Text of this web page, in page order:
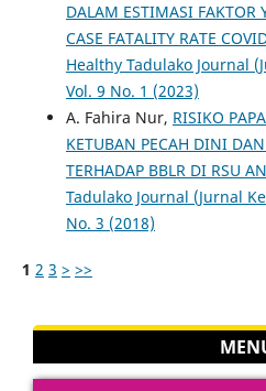
DALAM ESTIMASI FAKTOR
CASE FATALITY RATE
Healthy Tadulako Journal
Vol. 9 No. 1 (2023)
A. Fahira Nur, RISIKO
KETUBAN PECAH DINI
TERHADAP BBLR DI RSU
Tadulako Journal (Jurnal
No. 3 (2018)
1 2 3 > >>